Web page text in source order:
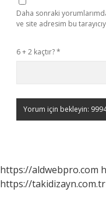
Daha sonraki
ve site adresim bu
6 + 2 kaçtır?*
https://aldwebpro.com
https://takidizayn.com.tr